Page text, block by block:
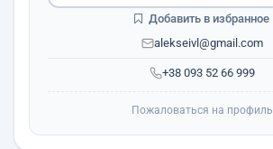
+38 093 52 66 999
alekseivl@gmail.com
Добавить в избранное
Пожаловаться на профиль